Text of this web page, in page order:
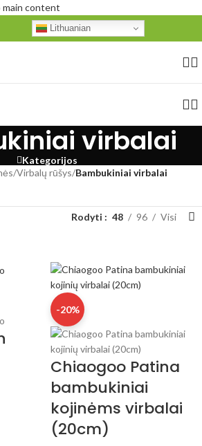
main content
Lithuanian
virbalai
Kategorijos
/Virbalų rūšys/Bambukiniai virbalai
Rodyti 48 96 Visi
-20%
Chiaogoo Patina
bambukiniai
kojinėms virbalai
(20cm)